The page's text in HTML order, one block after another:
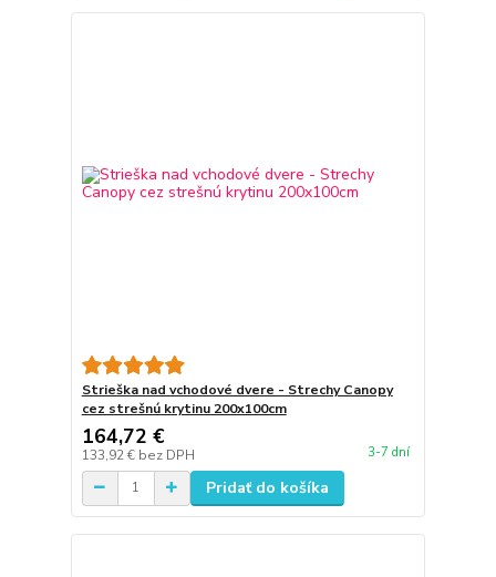
Strieška nad vchodové dvere - Strechy Canopy
cez strešnú krytinu 200x100cm
164,72 €
133,92 € bez DPH 3-7 dní
Pridať do košíka